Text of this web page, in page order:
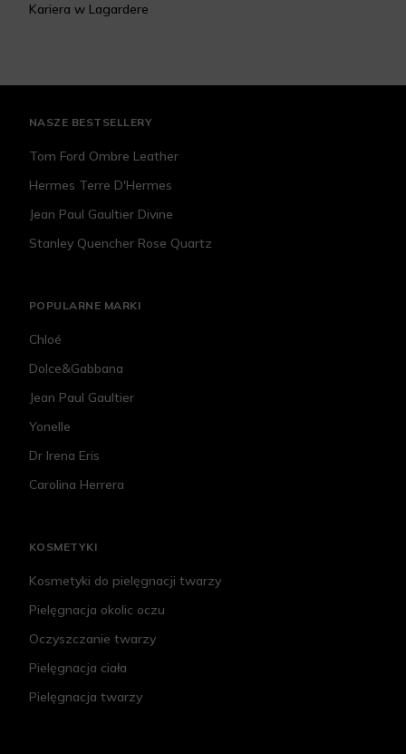
Kariera w Lagardere
NASZE BESTSELLERY
Tom Ford Ombre Leather
Hermes Terre D'Hermes
Jean Paul Gaultier Divine
Stanley Quencher Rose Quartz
POPULARNE MARKI
Chloé
Dolce&Gabbana
Jean Paul Gaultier
Yonelle
Dr Irena Eris
Carolina Herrera
KOSMETYKI
Kosmetyki do pielęgnacji twarzy
Pielęgnacja okolic oczu
Oczyszczanie twarzy
Pielęgnacja ciała
Pielęgnacja twarzy